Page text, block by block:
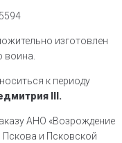
изготовлен
воина.
к периоду
III.
АНО «Возрождение
Пскова и Псковской